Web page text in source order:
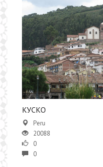
КУСКО
Peru
20088
0
0